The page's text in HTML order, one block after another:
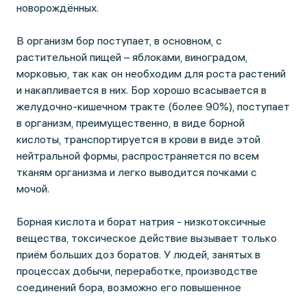
новорождённых.
В организм бор поступает, в основном, с
растительной пищей – яблоками, виноградом,
морковью, так как он необходим для роста растений
и накапливается в них. Бор хорошо всасывается в
желудочно-кишечном тракте (более 90%), поступает
в организм, преимущественно, в виде борной
кислоты, транспортируется в крови в виде этой
нейтральной формы, распространяется по всем
тканям организма и легко выводится почками с
мочой.
Борная кислота и борат натрия - низкотоксичные
вещества, токсическое действие вызывает только
приём больших доз боратов. У людей, занятых в
процессах добычи, переработке, производстве
соединений бора, возможно его повышенное